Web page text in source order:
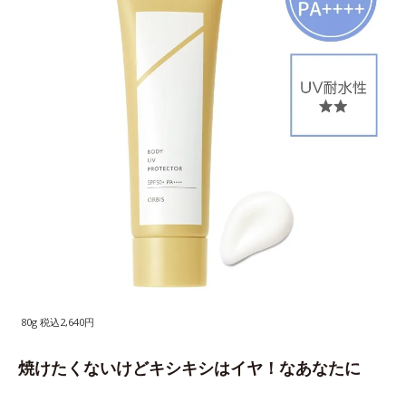
80g 税込2,640円
焼けたくないけどキシキシはイヤ！なあなたに